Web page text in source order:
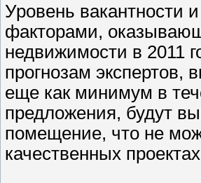
Уровень вакантности
факторами,
недвижимости в 2011
прогнозам экспертов,
еще как минимум в
предложения, будут
помещение, что не
качественных